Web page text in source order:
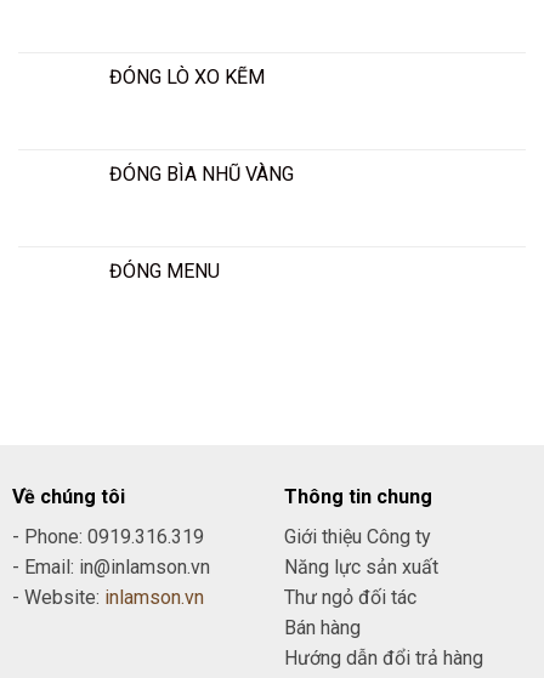
ĐÓNG LÒ XO KẼM
ĐÓNG BÌA NHŨ VÀNG
ĐÓNG MENU
Về chúng tôi
- Phone: 0919.316.319
- Email: in@inlamson.vn
- Website: inlamson.vn
Thông tin chung
Giới thiệu Công ty
Năng lực sản xuất
Thư ngỏ đối tác
Bán hàng
Hướng dẫn đổi trả hàng